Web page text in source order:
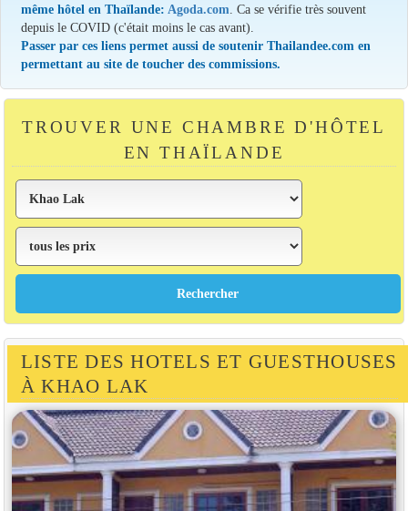
même hôtel en Thaïlande: Agoda.com . Ca se vérifie très souvent
depuis le COVID (c'était moins le cas avant).
Passer par ces liens permet aussi de soutenir Thailandee.com en
permettant au site de toucher des commissions.
TROUVER UNE CHAMBRE D'HÔTEL
EN THAÏLANDE
LISTE DES HOTELS ET GUESTHOUSES
À KHAO LAK